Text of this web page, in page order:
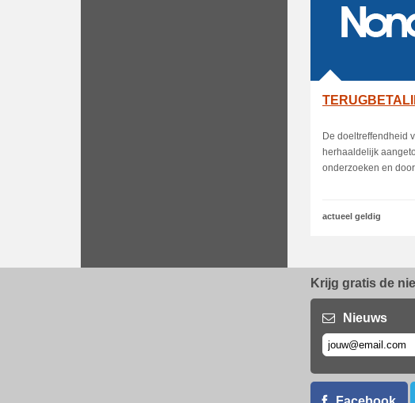
De doeltreffendheid
herhaaldelijk
onderzoeken en
actueel geldig
Krijg gratis de
Nieuws